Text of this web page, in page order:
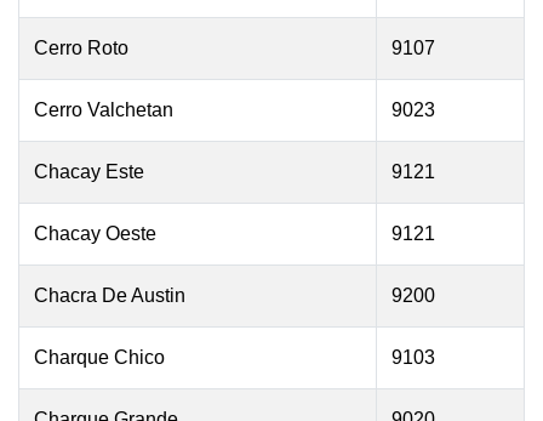
Cerro Roto 9107
Cerro Valchetan 9023
Chacay Este 9121
Chacay Oeste 9121
Chacra De Austin 9200
Charque Chico 9103